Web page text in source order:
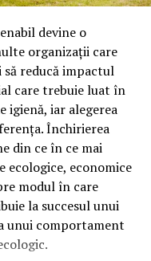
pentru
mare de aprobări
de uleiuri dezvoltate
performanțe
specificații ale
motoarelor
celor echipate cu:
devine o
organizații care
să reducă impactul
care trebuie luat în
igienă, iar alegerea
Închirierea
din ce în ce mai
economice
modul în care
la succesul unui
unui comportament